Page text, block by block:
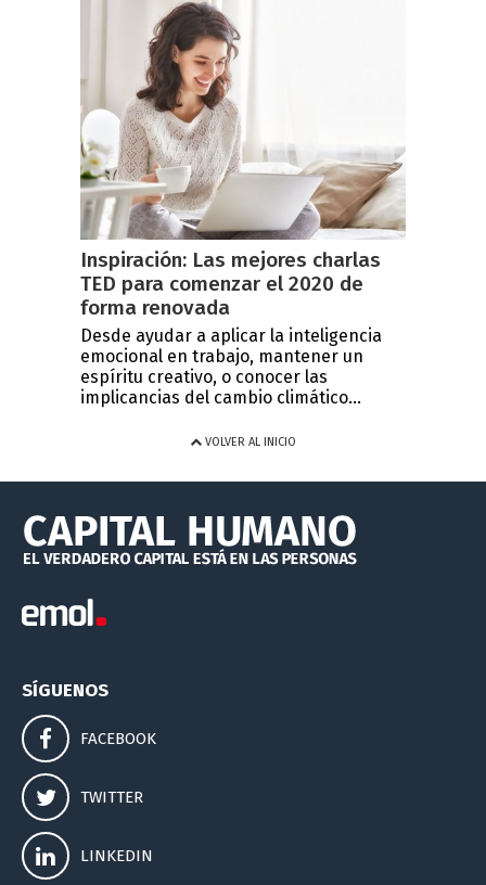
Inspiración: Las mejores charlas
TED para comenzar el 2020 de
forma renovada
Desde ayudar a aplicar la inteligencia
emocional en trabajo, mantener un
espíritu creativo, o conocer las
implicancias del cambio climático...
VOLVER AL INICIO
SÍGUENOS
FACEBOOK
TWITTER
LINKEDIN